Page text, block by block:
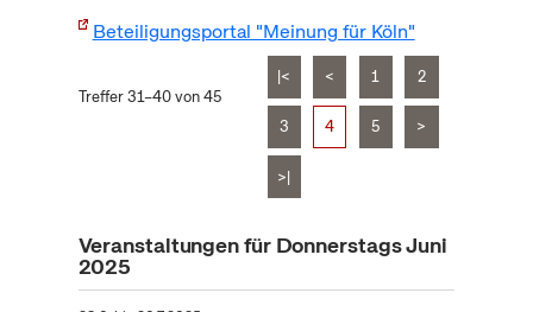
Beteiligungsportal "Meinung für Köln"
Treffer 31–40 von 45
|< < 1 2
3 4 5 >
>|
Veranstaltungen für Donnerstags Juni
2025